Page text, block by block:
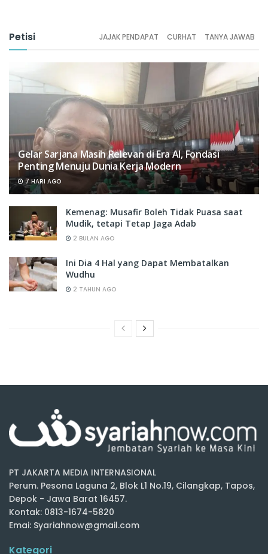
Petisi JAJAK PENDAPAT CURHAT TANYA JAWAB
Gelar Sarjana Masih Relevan di Era AI, Fondasi
Penting Menuju Dunia Kerja Modern
7 HARI AGO
Kemenag: Musafir Boleh Tidak Puasa saat
Mudik, tetapi Tetap Jaga Adab
2 BULAN AGO
Ini Dia 4 Hal yang Dapat Membatalkan
Wudhu
2 TAHUN AGO
PT JAKARTA MEDIA INTERNASIONAL
Perum. Pesona Laguna 2, Blok L1 No.19, Cilangkap, Tapos,
Depok - Jawa Barat 16457.
Kontak: 0813-1674-5820
Emai: Syariahnow@gmail.com
Kategori